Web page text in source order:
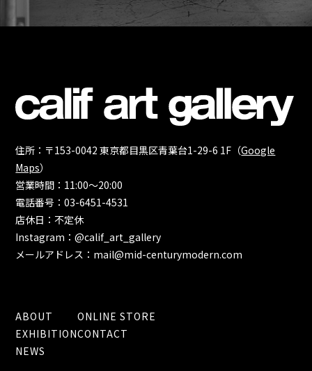
住所：〒153-0042 東京都目黒区青葉台1-29-6 1F（Google
Maps）
営業時間：11:00～20:00
電話番号：03-6451-4531
店休日：不定休
Instagram：@calif_art_gallery
メールアドレス：mail@mid-centurymodern.com
ABOUT
EXHIBITION
NEWS
ONLINE STORE
CONTACT